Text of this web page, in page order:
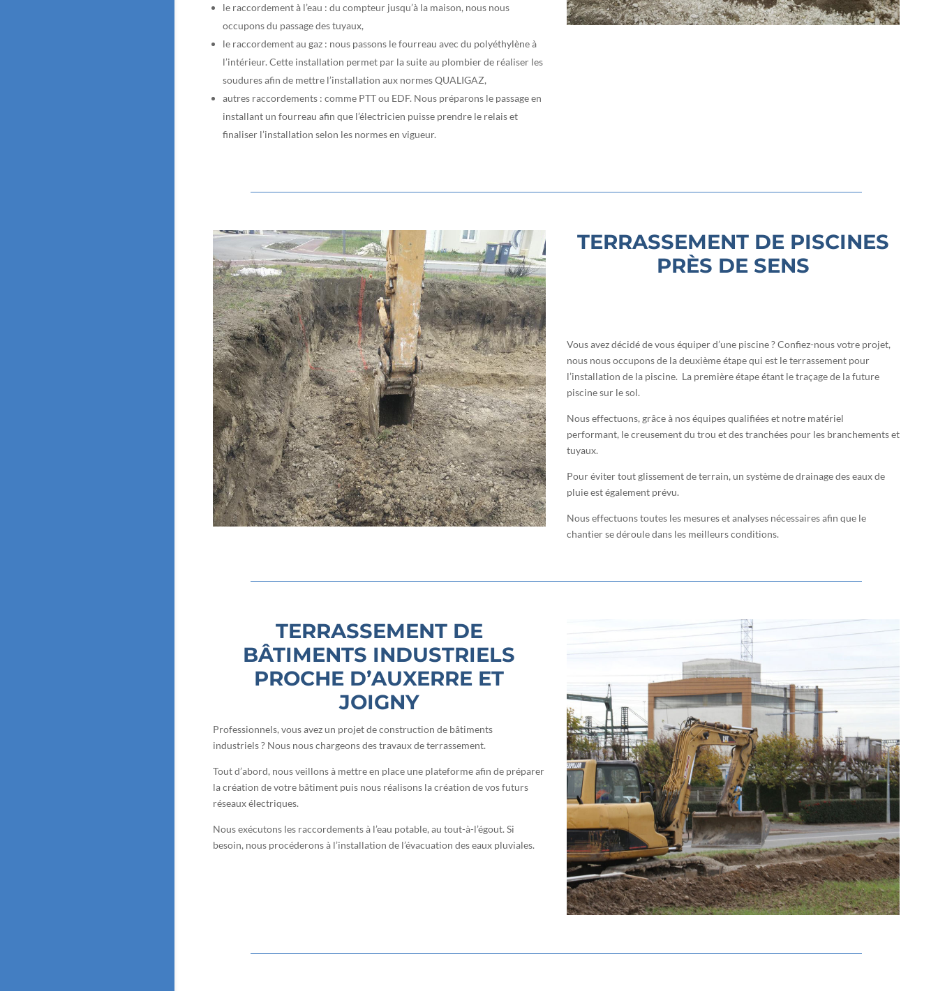
le raccordement à l’eau : du compteur jusqu’à la maison, nous nous
occupons du passage des tuyaux,
le raccordement au gaz : nous passons le fourreau avec du polyéthylène à
l’intérieur. Cette installation permet par la suite au plombier de réaliser les
soudures afin de mettre l’installation aux normes QUALIGAZ,
autres raccordements : comme PTT ou EDF. Nous préparons le passage en
installant un fourreau afin que l’électricien puisse prendre le relais et
finaliser l’installation selon les normes en vigueur.
TERRASSEMENT DE PISCINES
PRÈS DE SENS
Vous avez décidé de vous équiper d’une piscine ? Confiez-nous votre projet,
nous nous occupons de la deuxième étape qui est le terrassement pour
l’installation de la piscine. La première étape étant le traçage de la future
piscine sur le sol.
Nous effectuons, grâce à nos équipes qualifiées et notre matériel
performant, le creusement du trou et des tranchées pour les branchements et
tuyaux.
Pour éviter tout glissement de terrain, un système de drainage des eaux de
pluie est également prévu.
Nous effectuons toutes les mesures et analyses nécessaires afin que le
chantier se déroule dans les meilleurs conditions.
TERRASSEMENT DE
BÂTIMENTS INDUSTRIELS
PROCHE D’AUXERRE ET
JOIGNY
Professionnels, vous avez un projet de construction de bâtiments
industriels ? Nous nous chargeons des travaux de terrassement.
Tout d’abord, nous veillons à mettre en place une plateforme afin de préparer
la création de votre bâtiment puis nous réalisons la création de vos futurs
réseaux électriques.
Nous exécutons les raccordements à l’eau potable, au tout-à-l’égout. Si
besoin, nous procéderons à l’installation de l’évacuation des eaux pluviales.